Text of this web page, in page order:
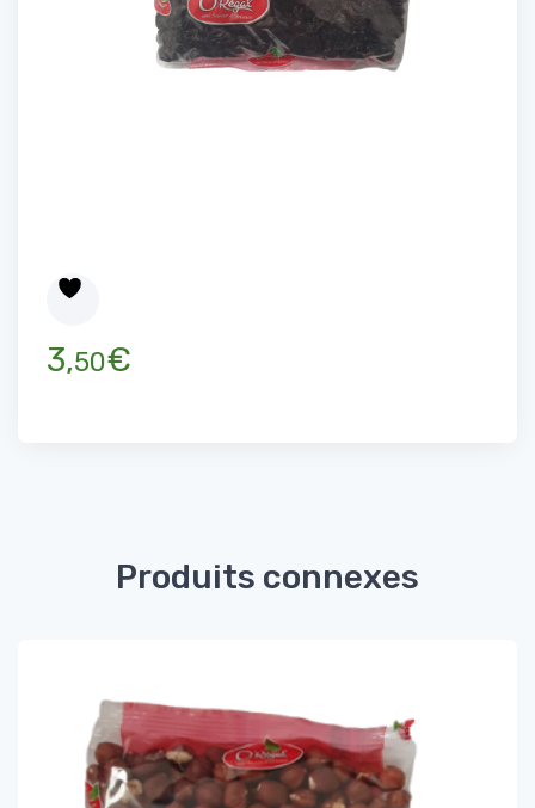
3,50€
Produits connexes